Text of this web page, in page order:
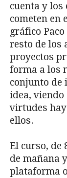
cuenta y los
cometen en
gráfico
resto de los
proyectos
forma a los
conjunto de
idea, viendo
virtudes
ellos.
El curso, de
de mañana
plataforma